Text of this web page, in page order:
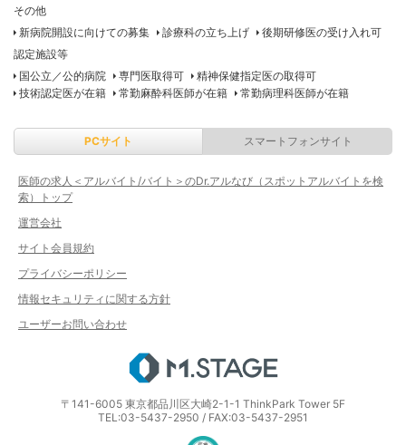
その他
新病院開設に向けての募集
診療科の立ち上げ
後期研修医の受け入れ可
認定施設等
国公立／公的病院
専門医取得可
精神保健指定医の取得可
技術認定医が在籍
常勤麻酔科医師が在籍 常勤病理科医師が在籍
PCサイト スマートフォンサイト
医師の求人＜アルバイト/バイト＞のDr.アルなび（スポットアルバイトを検
索）トップ
運営会社
サイト会員規約
プライバシーポリシー
情報セキュリティに関する方針
ユーザーお問い合わせ
〒141-6005 東京都品川区大崎2-1-1 ThinkPark Tower 5F
TEL:03-5437-2950 / FAX:03-5437-2951